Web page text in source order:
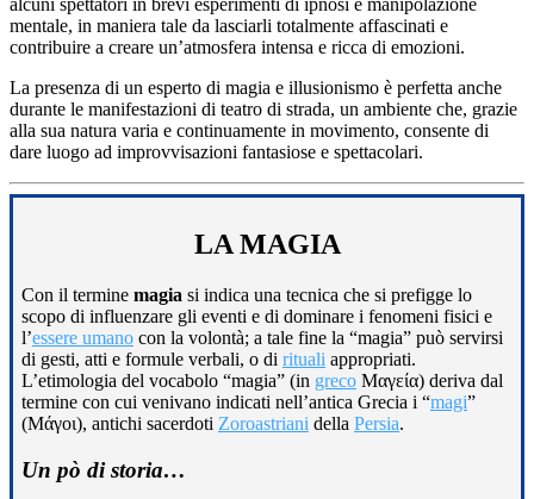
mentale, in maniera tale da lasciarli totalmente affascinati e
contribuire a creare un’atmosfera intensa e ricca di emozioni.
La presenza di un esperto di magia e illusionismo è perfetta anche
durante le manifestazioni di teatro di strada, un ambiente che, grazie
alla sua natura varia e continuamente in movimento, consente di
dare luogo ad improvvisazioni fantasiose e spettacolari.
LA MAGIA
Con il termine magia si indica una tecnica che si prefigge lo
scopo di influenzare gli eventi e di dominare i fenomeni fisici e
l’essere umano con la volontà; a tale fine la “magia” può servirsi
di gesti, atti e formule verbali, o di rituali appropriati.
L’etimologia del vocabolo “magia” (in greco Μαγεία) deriva dal
termine con cui venivano indicati nell’antica Grecia i “magi”
(Μάγοι), antichi sacerdoti Zoroastriani della Persia.
Un pò di storia…